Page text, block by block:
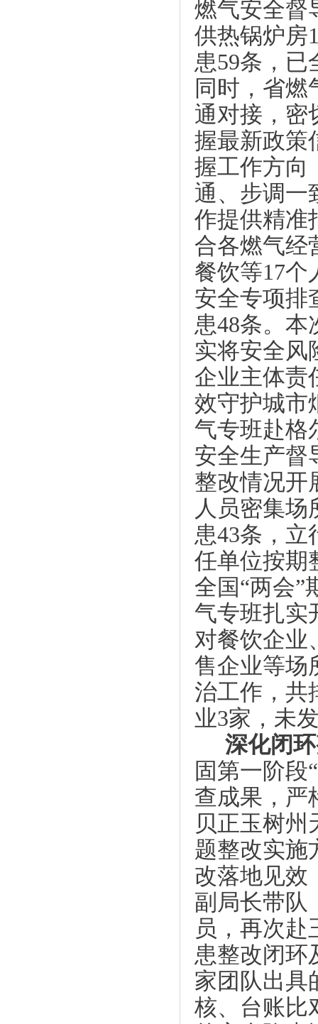
燃气安全督
供热锅炉房
患59条，
同时，省燃
通对接，密
握最新政策
握工作方向
通、步调一
作提供精准
合各燃气经
餐饮等17个
安全专项排
患48条。
实将安全风
企业主体责
效守护城市
气专班赴格
安全生产督
整改情况开
人员密集
患43条，立
任单位按期
全国“两会”
气专班扎实
对餐饮企业
售企业等场
治工作，共
业3家，未
深化闭
固第一阶段
查成果，严
贝正玉树州
题整改实施
改落地见效
副局长带队
员，再次
患整改闭环
家团队出具
核、台账比